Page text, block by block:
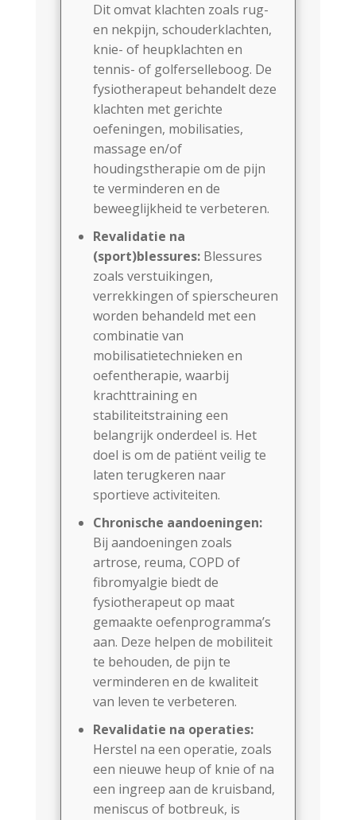
Dit omvat klachten zoals rug-
en nekpijn, schouderklachten,
knie- of heupklachten en
tennis- of golferselleboog. De
fysiotherapeut behandelt deze
klachten met gerichte
oefeningen, mobilisaties,
massage en/of
houdingstherapie om de pijn
te verminderen en de
beweeglijkheid te verbeteren.
Revalidatie na
(sport)blessures:Blessures
zoals verstuikingen,
verrekkingen of spierscheuren
worden behandeld met een
combinatie van
mobilisatietechnieken en
oefentherapie, waarbij
krachttraining en
stabiliteitstraining een
belangrijk onderdeel is. Het
doel is om de patiënt veilig te
laten terugkeren naar
sportieve activiteiten.
Chronische aandoeningen:
Bij aandoeningen zoals
artrose, reuma, COPD of
fibromyalgie biedt de
fysiotherapeut op maat
gemaakte oefenprogramma’s
aan. Deze helpen de mobiliteit
te behouden, de pijn te
verminderen en de kwaliteit
van leven te verbeteren.
Revalidatie na operaties:
Herstel na een operatie, zoals
een nieuwe heup of knie of na
een ingreep aan de kruisband,
meniscus of botbreuk, is